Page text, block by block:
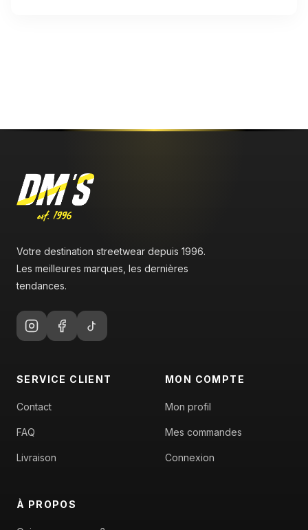
Votre destination streetwear depuis 1996.
Les meilleures marques, les dernières
tendances.
SERVICE CLIENT
Contact
FAQ
Livraison
MON COMPTE
Mon profil
Mes commandes
Connexion
À PROPOS